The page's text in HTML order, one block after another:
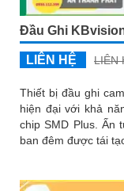
Đầu Ghi
LIÊN HỆ LIÊN
Thiết bị đầu ghi
hiện đại với khả
chip SMD Plus. Ấn tượng ơn với những thông số là hình ảnh
ban đêm được tái